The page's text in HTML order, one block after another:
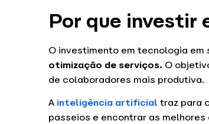
Por que investir
O investimento em tecnologia
otimização de serviços. O
de colaboradores mais produtiva.
A inteligência artificial traz para
passeios e encontrar as